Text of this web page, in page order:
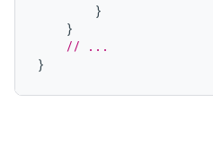
}
}
// ...
}